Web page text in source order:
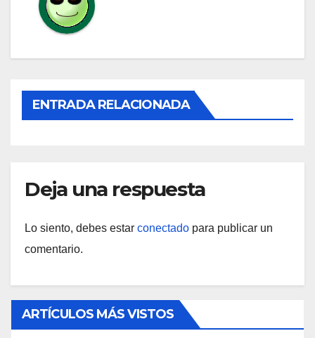
ENTRADA RELACIONADA
Deja una respuesta
Lo siento, debes estar conectado para publicar un
comentario.
ARTÍCULOS MÁS VISTOS